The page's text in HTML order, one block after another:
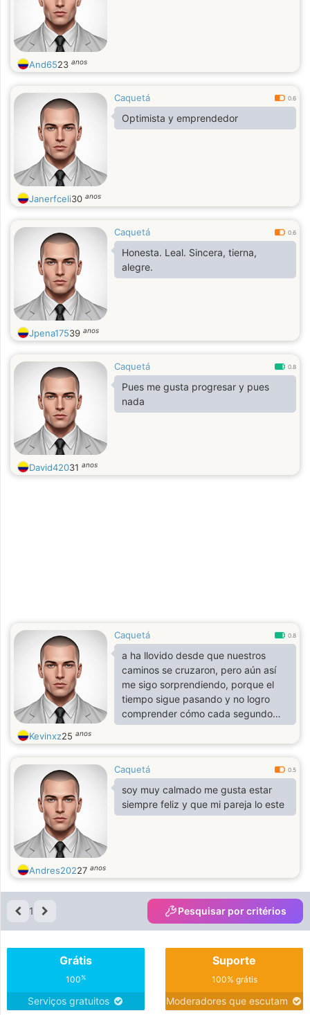
And6523 anos
Caquetá 0.6
Optimista y emprendedor
Janerfceli30 anos
Caquetá 0.6
Honesta. Leal. Sincera, tierna,
alegre.
Jpena17539 anos
Caquetá 0.8
Pues me gusta progresar y pues
nada
David42031 anos
Caquetá 0.8
a ha llovido desde que nuestros
caminos se cruzaron, pero aún así
me sigo sorprendiendo, porque el
tiempo sigue pasando y no logro
comprender cómo cada segundo
que pasa estoy más enamorado de
ti.
Kevinxz25 anos
Caquetá 0.5
soy muy calmado me gusta estar
siempre feliz y que mi pareja lo este
Andres20227 anos
1 Pesquisar por critérios
Grátis
100%
Serviços gratuitos
Suporte
100% grátis
Moderadores que escutam